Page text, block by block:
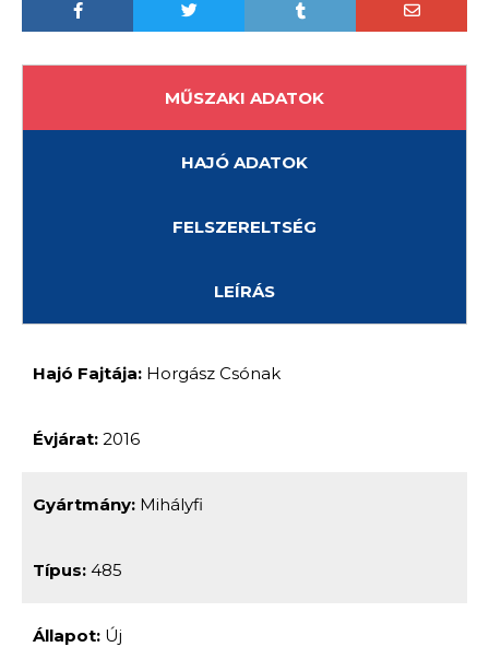
MŰSZAKI ADATOK
HAJÓ ADATOK
FELSZERELTSÉG
LEÍRÁS
Hajó Fajtája: Horgász Csónak
Évjárat: 2016
Gyártmány: Mihályfi
Típus: 485
Állapot: Új